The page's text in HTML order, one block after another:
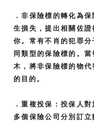
．非保險標的轉化為
生損失，提出相關佐
你。常有不肖的犯罪
同類型的保險標的。
木，將非保險標的物
的目的。
．重複投保：投保人
多個保險公司分別訂